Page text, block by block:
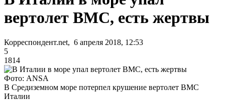
вертолет ВМС, есть жертвы
Корреспондент.net, 6 апреля 2018, 12:53
5
1814
Фото: ANSA
В Средиземном море потерпел крушение вертолет ВМС
Италии